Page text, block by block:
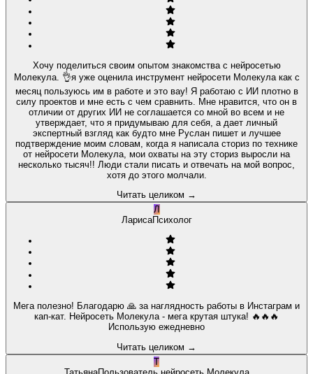
Хочу поделиться своим опытом знакомства с нейросетью
Молекула. 👌я уже оценила инструмент нейросети Молекула как с
месяц пользуюсь им в работе и это вау! Я работаю с ИИ плотно в
силу проектов и мне есть с чем сравнить. Мне нравится, что он в
отличии от других ИИ не соглашается со мной во всем и не
утверждает, что я придумываю для себя, а дает личный
экспертный взгляд как будто мне Руслан пишет и лучшее
подтверждение моим словам, когда я написала сториз по технике
от нейросети Молекула, мои охваты на эту сториз выросли на
несколько тысяч!! Люди стали писать и отвечать на мой вопрос,
хотя до этого молчали.
Читать целиком →
Л
ЛарисаПсихолог
Мега полезно! Благодарю 🙏 за наглядность работы в Инстаграм и
кап-кат. Нейросеть Молекула - мега крутая штука! 🔥🔥🔥
Использую ежедневно
Читать целиком →
Т